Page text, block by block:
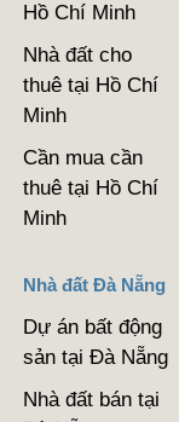
Hồ Chí Minh
Nhà đất cho
thuê tại Hồ Chí
Minh
Cần mua cần
thuê tại Hồ Chí
Minh
Nhà đất Đà Nẵng
Dự án bất động
sản tại Đà Nẵng
Nhà đất bán tại